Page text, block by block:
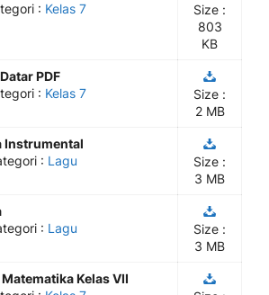
: Kelas 7
Size :
803
KB
PDF
: Kelas 7
Size :
2 MB
Instrumental
: Lagu
Size :
3 MB
: Lagu
Size :
3 MB
Kelas VII